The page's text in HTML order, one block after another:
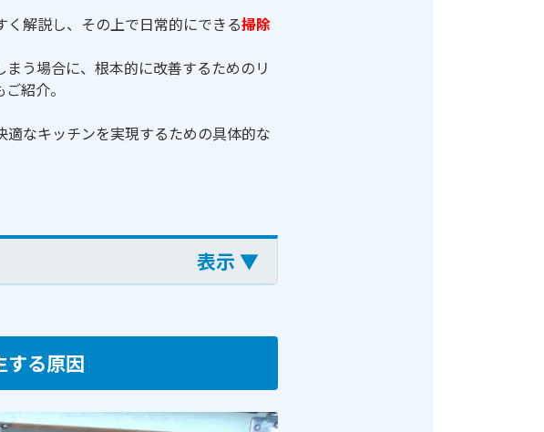
解説し、その上で日常的にできる掃除
う場合に、根本的に改善するためのリ
紹介。
なキッチンを実現するための具体的な
する原因